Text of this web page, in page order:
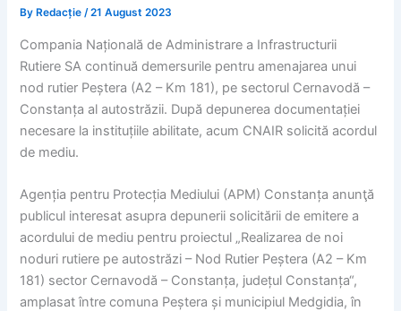
By Redacție/21 August 2023
Compania Națională de Administrare a Infrastructurii
Rutiere SA continuă demersurile pentru amenajarea unui
nod rutier Peștera (A2 – Km 181), pe sectorul Cernavodă –
Constanța al autostrăzii. După depunerea documentației
necesare la instituțiile abilitate, acum CNAIR solicită acordul
de mediu.
Agenția pentru Protecția Mediului (APM) Constanța anunţă
publicul interesat asupra depunerii solicitării de emitere a
acordului de mediu pentru proiectul „Realizarea de noi
noduri rutiere pe autostrăzi – Nod Rutier Peștera (A2 – Km
181) sector Cernavodă – Constanța, județul Constanța“,
amplasat între comuna Peștera și municipiul Medgidia, în